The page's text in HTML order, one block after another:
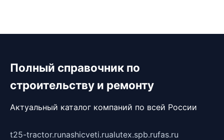
Полный справочник по
строительству и ремонту
Актуальный каталог компаний по всей России
t25-tractor.runashicveti.rualutex.spb.rufas.ru